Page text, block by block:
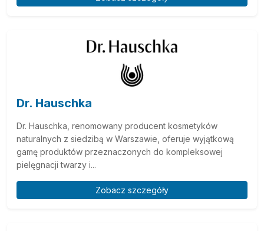
Dr. Hauschka
Dr. Hauschka, renomowany producent kosmetyków
naturalnych z siedzibą w Warszawie, oferuje wyjątkową
gamę produktów przeznaczonych do kompleksowej
pielęgnacji twarzy i...
Zobacz szczegóły